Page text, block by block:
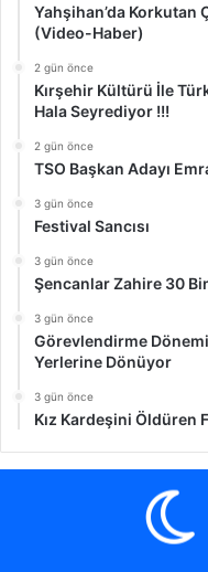
Yahşihan’da Korkutan
(Video-Haber)
2 gün önce
Kırşehir Kültürü İle
Hala Seyrediyor !!!
2 gün önce
TSO Başkan Adayı
3 gün önce
Festival Sancısı
3 gün önce
Şencanlar Zahire 30
3 gün önce
Görevlendirme
Yerlerine Dönüyor
3 gün önce
Kız Kardeşini Öldüren